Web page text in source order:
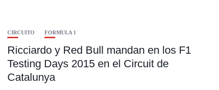
CIRCUITO FORMULA 1
Ricciardo y Red Bull mandan en los F1
Testing Days 2015 en el Circuit de
Catalunya